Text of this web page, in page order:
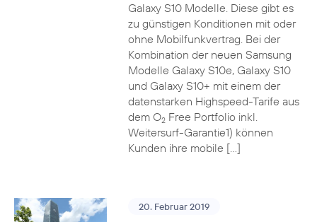
Galaxy S10 Modelle. Diese gibt es
zu günstigen Konditionen mit oder
ohne Mobilfunkvertrag. Bei der
Kombination der neuen Samsung
Modelle Galaxy S10e, Galaxy S10
und Galaxy S10+ mit einem der
datenstarken Highspeed-Tarife aus
dem O2Free Portfolio inkl.
Weitersurf-Garantie1) können
Kunden ihre mobile […]
20. Februar 2019